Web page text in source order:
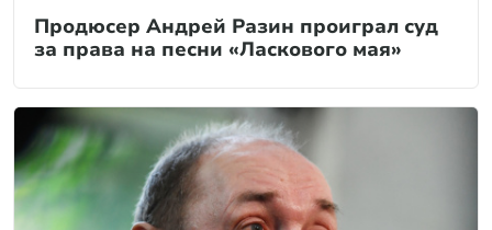
Продюсер Андрей Разин проиграл суд
за права на песни «Ласкового мая»